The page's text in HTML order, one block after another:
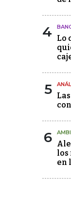
4
Lo
5
6
los
en